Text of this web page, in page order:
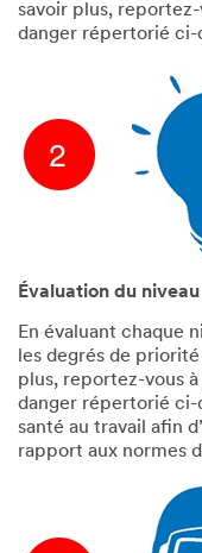
savoir plus, reportez-
danger répertorié ci-
Évaluation du
En évaluant chaque
les degrés de
plus, reportez-vous
danger répertorié ci-
santé au travail afin
rapport aux normes